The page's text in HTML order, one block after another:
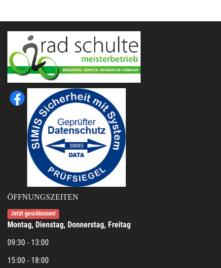
ÖFFNUNGSZEITEN
Jetzt geschlossen!
Montag, Dienstag, Donnerstag, Freitag
09:30 - 13:00
15:00 - 18:00